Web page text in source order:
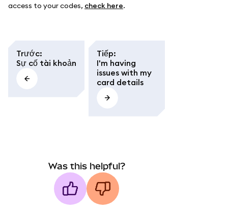
access to your codes, check here.
Trước:
Sự cố tài khoản
Tiếp:
I'm having
issues with my
card details
Was this helpful?